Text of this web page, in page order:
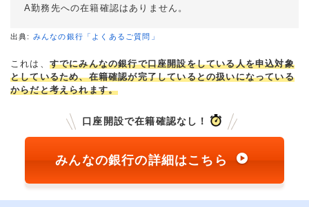
A勤務先への在籍確認はありません。
出典: みんなの銀行「よくあるご質問」
これは、 すでにみんなの銀行で口座開設をしている人を申込対象
としているため、在籍確認が完了しているとの扱いになっている
からだと考えられます。
口座開設で在籍確認なし！
みんなの銀行の詳細はこちら